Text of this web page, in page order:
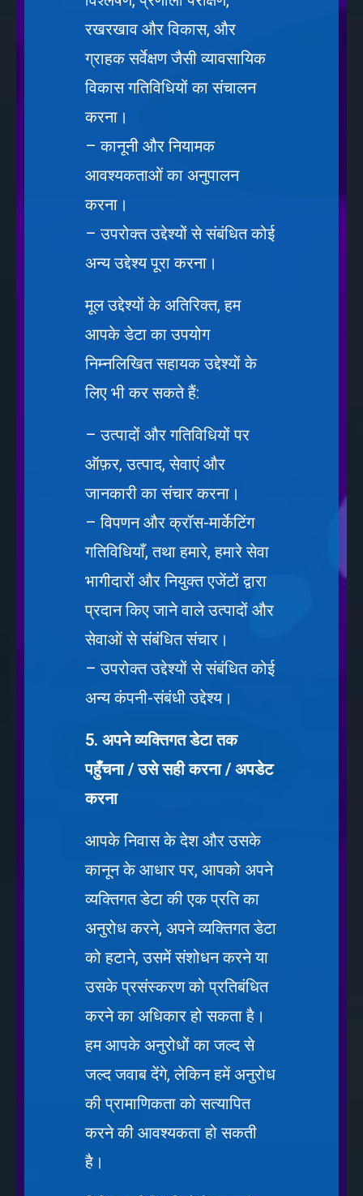
रखरखाव और विकास, और
ग्राहक सर्वेक्षण जैसी व्यावसायिक
विकास गतिविधियों का संचालन
करना।
– कानूनी और नियामक
आवश्यकताओं का अनुपालन
करना।
– उपरोक्त उद्देश्यों से संबंधित कोई
अन्य उद्देश्य पूरा करना।
मूल उद्देश्यों के अतिरिक्त, हम
आपके डेटा का उपयोग
निम्नलिखित सहायक उद्देश्यों के
लिए भी कर सकते हैं:
– उत्पादों और गतिविधियों पर
ऑफ़र, उत्पाद, सेवाएं और
जानकारी का संचार करना।
– विपणन और क्रॉस-मार्केटिंग
गतिविधियाँ, तथा हमारे, हमारे सेवा
भागीदारों और नियुक्त एजेंटों द्वारा
प्रदान किए जाने वाले उत्पादों और
सेवाओं से संबंधित संचार।
– उपरोक्त उद्देश्यों से संबंधित कोई
अन्य कंपनी-संबंधी उद्देश्य।
5. अपने व्यक्तिगत डेटा तक
पहुँचना / उसे सही करना / अपडेट
करना
आपके निवास के देश और उसके
कानून के आधार पर, आपको अपने
व्यक्तिगत डेटा की एक प्रति का
अनुरोध करने, अपने व्यक्तिगत डेटा
को हटाने, उसमें संशोधन करने या
उसके प्रसंस्करण को प्रतिबंधित
करने का अधिकार हो सकता है।
हम आपके अनुरोधों का जल्द से
जल्द जवाब देंगे, लेकिन हमें अनुरोध
की प्रामाणिकता को सत्यापित
करने की आवश्यकता हो सकती
है।